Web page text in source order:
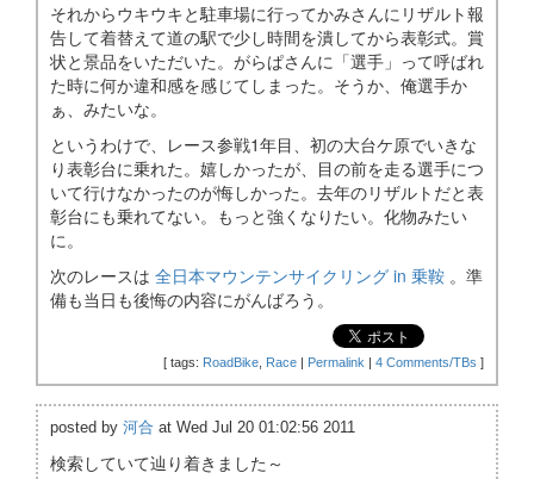
それからウキウキと駐車場に行ってかみさんにリザルト報
告して着替えて道の駅で少し時間を潰してから表彰式。賞
状と景品をいただいた。がらぱさんに「選手」って呼ばれ
た時に何か違和感を感じてしまった。そうか、俺選手か
ぁ、みたいな。
というわけで、レース参戦1年目、初の大台ケ原でいきな
り表彰台に乗れた。嬉しかったが、目の前を走る選手につ
いて行けなかったのが悔しかった。去年のリザルトだと表
彰台にも乗れてない。もっと強くなりたい。化物みたい
に。
次のレースは 全日本マウンテンサイクリング in 乗鞍 。準
備も当日も後悔の内容にがんばろう。
[ tags: RoadBike Race | Permalink | 4 Comments/TBs ]
posted by 河合 at Wed Jul 20 01:02:56 2011
検索していて辿り着きました～